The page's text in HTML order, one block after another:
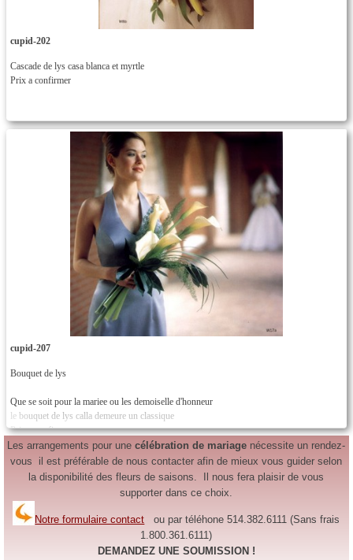
cupid-202
Cascade de lys casa blanca et myrtle
Prix a confirmer
cupid-207
Bouquet de lys
Que se soit pour la mariee ou les demoiselle d'honneur
le bouquet de lys calla demeure un classique
Prix a confirmer
Les arrangements pour unecélébration de mariage nécessite un rendez-
vous il est préférable de nous contacter afin de mieux vous guider selon
la disponibilité des fleurs de saisons. Il nous fera plaisir de vous
supporter dans ce choix.
Notre formulaire contact
ou par téléhone 514.382.6111 (Sans frais
1.800.361.6111)
DEMANDEZ UNE SOUMISSION !